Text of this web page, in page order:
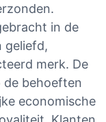
in de
geliefd,
merk. De
behoeften
economische